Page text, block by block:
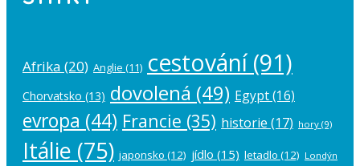
Afrika (20) Anglie (11) cestování(91)
Chorvatsko (13) dovolená (49) Egypt(16)
evropa (44) Francie (35) historie (17) hory (9)
Itálie (75) japonsko (12) jídlo (15) letadlo (12) Londýn